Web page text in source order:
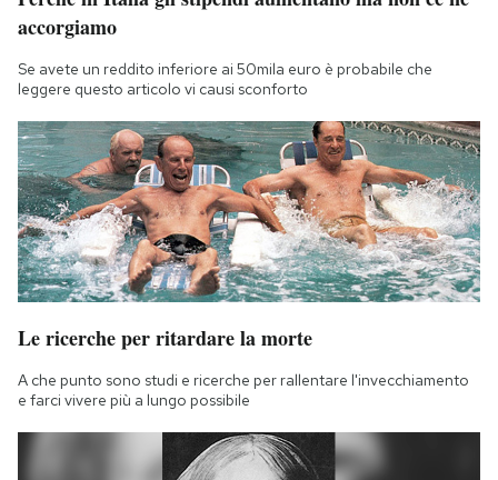
accorgiamo
Se avete un reddito inferiore ai 50mila euro è probabile che
leggere questo articolo vi causi sconforto
Le ricerche per ritardare la morte
A che punto sono studi e ricerche per rallentare l'invecchiamento
e farci vivere più a lungo possibile